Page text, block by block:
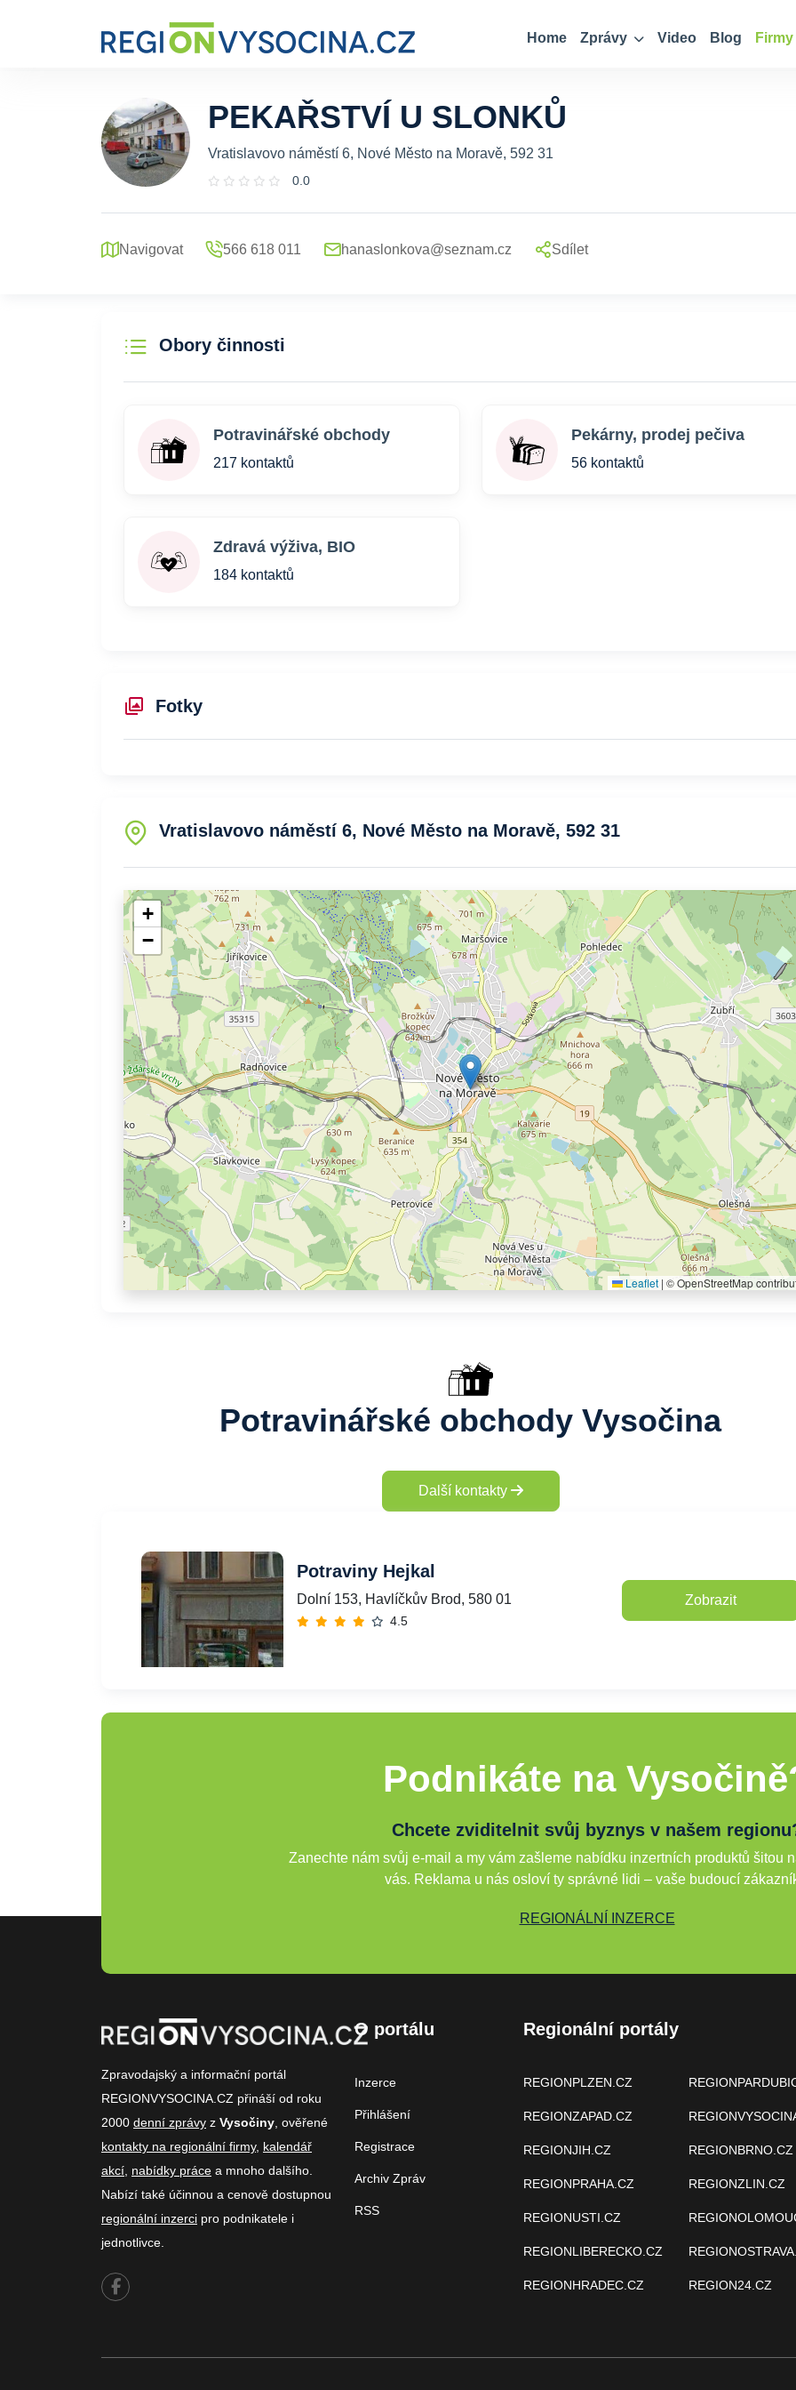
Home Zprávy Video Blog Firmy
PEKAŘSTVÍ U SLONKŮ
Vratislavovo náměstí 6, Nové Město na Moravě, 592 31
0.0
Navigovat 566 618 011 hanaslonkova@seznam.cz Sdílet
Obory činnosti
Potravinářské obchody
217 kontaktů
Pekárny, prodej pečiva
56 kontaktů
Zdravá výživa, BIO
184 kontaktů
Fotky
Vratislavovo náměstí 6, Nové Město na Moravě, 592 31
+
−
Leaflet | © OpenStreetMap
Potravinářské obchody Vysočina
Další kontakty
Potraviny Hejkal
Dolní 153, Havlíčkův Brod, 580 01
4.5
Zobrazit
Podnikáte na
Chcete zviditelnit svůj byznys v našem
Zanechte nám svůj e-mail a my vám zašleme nabídku inzertních produktů šitou
vás. Reklama u nás osloví ty správné lidi – vaše budoucí
REGIONÁLNÍ INZERCE
Zpravodajský a informační portál
REGIONVYSOCINA.CZ přináší od roku
2000 denní zprávy z Vysočiny , ověřené
kontakty na regionální firmy, kalendář
akcí nabídky práce a mnoho dalšího.
Nabízí také účinnou a cenově dostupnou
regionální inzerci pro podnikatele i
jednotlivce.
O portálu
Inzerce
Přihlášení
Registrace
Archiv Zpráv
RSS
Regionální portály
REGIONPLZEN.CZ
REGIONZAPAD.CZ
REGIONJIH.CZ
REGIONPRAHA.CZ
REGIONUSTI.CZ
REGIONLIBERECKO.CZ
REGIONHRADEC.CZ
REGIONBRNO.CZ
REGIONZLIN.CZ
REGION24.CZ